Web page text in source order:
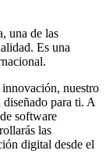
una de las
Es una
nuestro
diseñado para ti. A
software
las
digital desde el